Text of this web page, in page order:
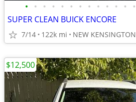
• • • • • • • • • • • • •
SUPER CLEAN BUICK ENCORE
7/14 122k mi NEW KENSINGTON
$12,500